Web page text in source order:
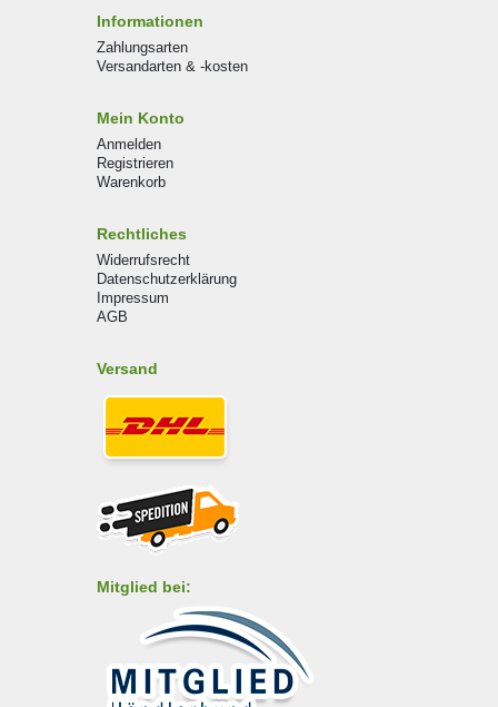
Informationen
Zahlungsarten
Versandarten & -kosten
Mein Konto
Anmelden
Registrieren
Warenkorb
Rechtliches
Widerrufsrecht
Datenschutzerklärung
Impressum
AGB
Versand
Mitglied bei: